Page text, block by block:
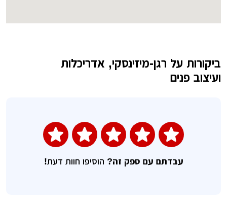
ביקורות על רגן-מיזינסקי, אדריכלות
ועיצוב פנים
עבדתם עם ספק זה? הוסיפו חוות דעת!